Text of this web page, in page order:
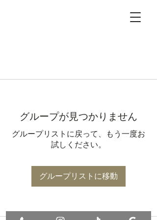
グループが見つかりません
グループリストに戻って、もう一度お
試しください。
グループリストに移動